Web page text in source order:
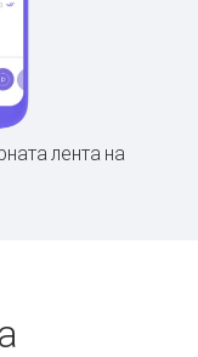
лента на